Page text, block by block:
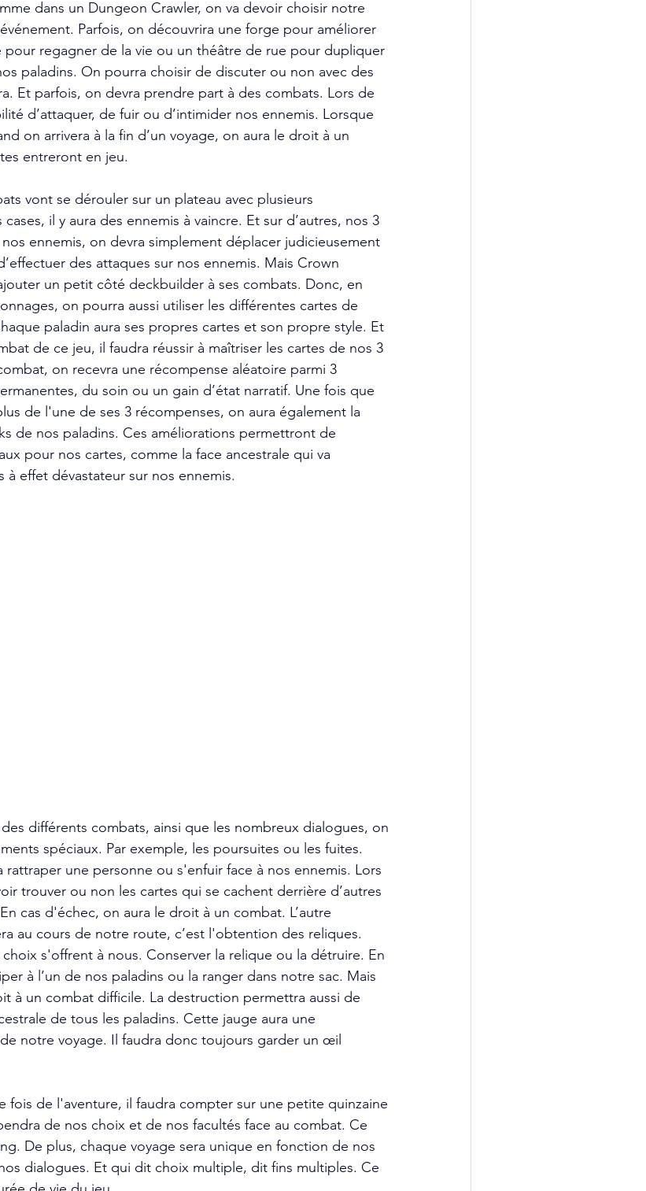
dans un Dungeon Crawler, on va devoir choisir notre
Parfois, on découvrira une forge pour améliorer
pour regagner de la vie ou un théâtre de rue pour dupliquer
paladins. On pourra choisir de discuter ou non avec des
Et parfois, on devra prendre part à des combats. Lors de
d’attaquer, de fuir ou d’intimider nos ennemis. Lorsque
on arrivera à la fin d’un voyage, on aura le droit à un
entreront en jeu.
vont se dérouler sur un plateau avec plusieurs
il y aura des ennemis à vaincre. Et sur d’autres, nos 3
ennemis, on devra simplement déplacer judicieusement
des attaques sur nos ennemis. Mais Crown
un petit côté deckbuilder à ses combats. Donc, en
on pourra aussi utiliser les différentes cartes de
paladin aura ses propres cartes et son propre style. Et
de ce jeu, il faudra réussir à maîtriser les cartes de nos 3
on recevra une récompense aléatoire parmi 3
du soin ou un gain d’état narratif. Une fois que
de l'une de ses 3 récompenses, on aura également la
de nos paladins. Ces améliorations permettront de
pour nos cartes, comme la face ancestrale qui va
effet dévastateur sur nos ennemis.
différents combats, ainsi que les nombreux dialogues, on
spéciaux. Par exemple, les poursuites ou les fuites.
rattraper une personne ou s'enfuir face à nos ennemis. Lors
trouver ou non les cartes qui se cachent derrière d’autres
cas d'échec, on aura le droit à un combat. L’autre
au cours de notre route, c’est l'obtention des reliques.
s'offrent à nous. Conserver la relique ou la détruire. En
à l’un de nos paladins ou la ranger dans notre sac. Mais
à un combat difficile. La destruction permettra aussi de
de tous les paladins. Cette jauge aura une
notre voyage. Il faudra donc toujours garder un œil
fois de l'aventure, il faudra compter sur une petite quinzaine
de nos choix et de nos facultés face au combat. Ce
De plus, chaque voyage sera unique en fonction de nos
dialogues. Et qui dit choix multiple, dit fins multiples. Ce